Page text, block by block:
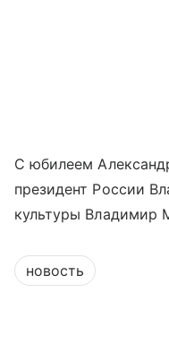
С юбилеем
президент России
культуры Владимир
новость